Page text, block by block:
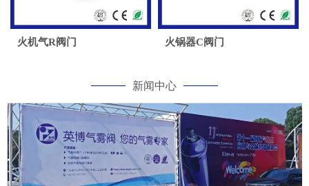
火机气R阀门 火锅器C阀门
新闻中心